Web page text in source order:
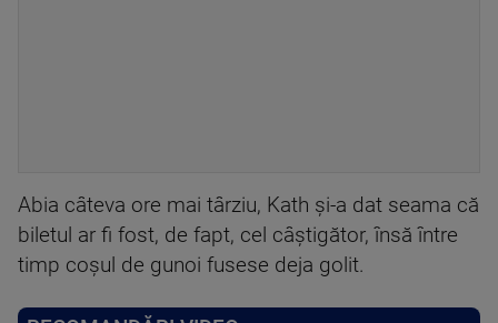
Abia câteva ore mai târziu, Kath și-a dat seama că
biletul ar fi fost, de fapt, cel câștigător, însă între
timp coșul de gunoi fusese deja golit.